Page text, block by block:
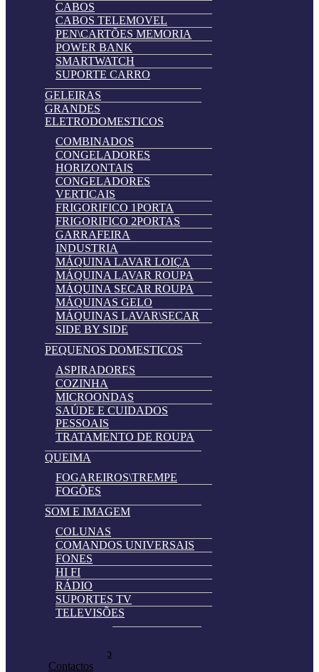
CABOS
CABOS TELEMOVEL
PEN\CARTÕES MEMORIA
POWER BANK
SMARTWATCH
SUPORTE CARRO
GELEIRAS
GRANDES
ELETRODOMESTICOS
COMBINADOS
CONGELADORES
HORIZONTAIS
CONGELADORES
VERTICAIS
FRIGORIFICO 1PORTA
FRIGORIFICO 2PORTAS
GARRAFEIRA
INDUSTRIA
MÁQUINA LAVAR LOIÇA
MÁQUINA LAVAR ROUPA
MÁQUINA SECAR ROUPA
MÁQUINAS GELO
MÁQUINAS LAVAR\SECAR
SIDE BY SIDE
PEQUENOS DOMESTICOS
ASPIRADORES
COZINHA
MICROONDAS
SAÚDE E CUIDADOS
PESSOAIS
TRATAMENTO DE ROUPA
QUEIMA
FOGAREIROS\TREMPE
FOGÕES
SOM E IMAGEM
COLUNAS
COMANDOS UNIVERSAIS
FONES
HI FI
RÁDIO
SUPORTES TV
TELEVISÕES
Pedir Cotação
Contactos